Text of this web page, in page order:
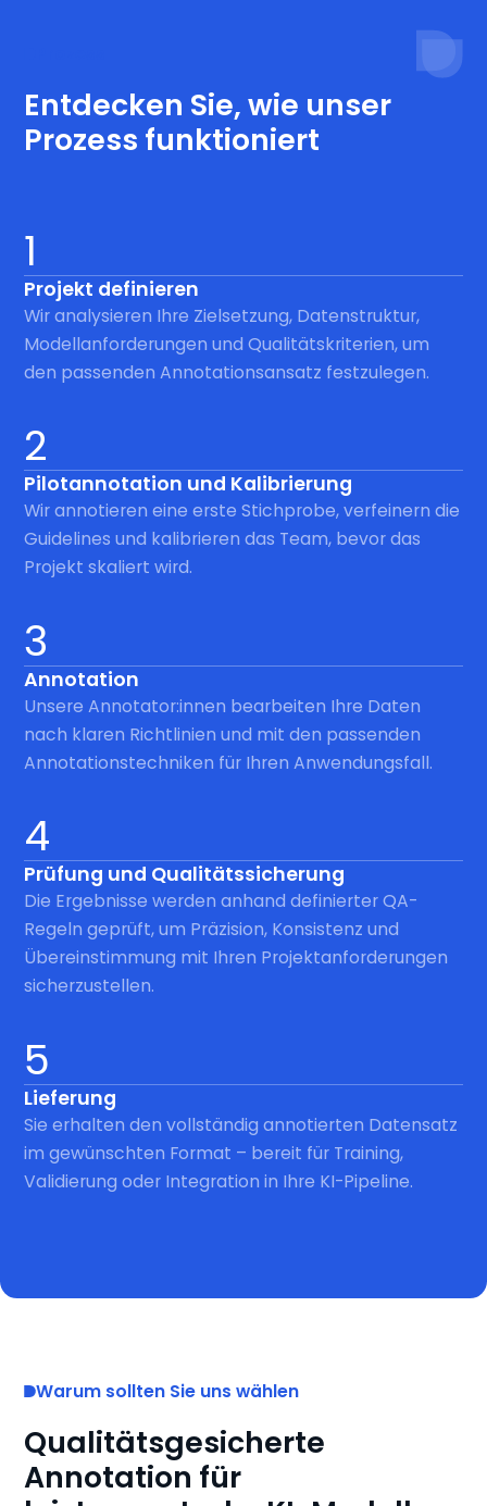
Entdecken Sie, wie unser
Prozess funktioniert
1
Projekt definieren
Wir analysieren Ihre Zielsetzung, Datenstruktur,
Modellanforderungen und Qualitätskriterien, um
den passenden Annotationsansatz festzulegen.
2
Pilotannotation und Kalibrierung
Wir annotieren eine erste Stichprobe, verfeinern die
Guidelines und kalibrieren das Team, bevor das
Projekt skaliert wird.
3
Annotation
Unsere Annotator:innen bearbeiten Ihre Daten
nach klaren Richtlinien und mit den passenden
Annotationstechniken für Ihren Anwendungsfall.
4
Prüfung und Qualitätssicherung
Die Ergebnisse werden anhand definierter QA-
Regeln geprüft, um Präzision, Konsistenz und
Übereinstimmung mit Ihren Projektanforderungen
sicherzustellen.
5
Lieferung
Sie erhalten den vollständig annotierten Datensatz
im gewünschten Format – bereit für Training,
Validierung oder Integration in Ihre KI-Pipeline.
Warum sollten Sie uns wählen
Qualitätsgesicherte
Annotation für